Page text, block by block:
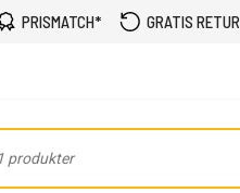
PRISMATCH* GRATIS RETUR